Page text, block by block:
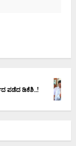
ಡಿಕೆಶಿ..!